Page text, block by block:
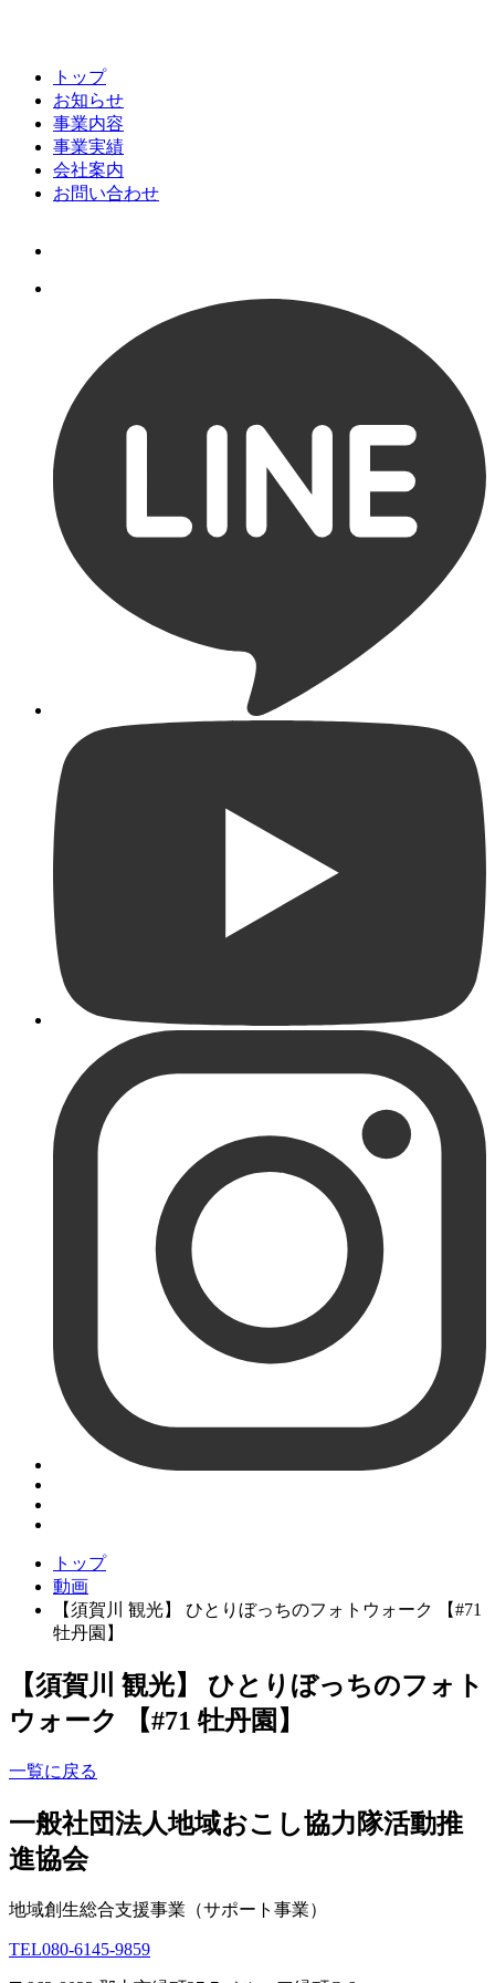
トップ
お知らせ
事業内容
事業実績
会社案内
お問い合わせ
トップ
動画
【須賀川 観光】 ひとりぼっちのフォトウォーク 【#71
牡丹園】
【須賀川 観光】 ひとりぼっちのフォト
ウォーク 【#71 牡丹園】
一覧に戻る
一般社団法人地域おこし協力隊活動推
進協会
地域創生総合支援事業（サポート事業）
TEL080-6145-9859